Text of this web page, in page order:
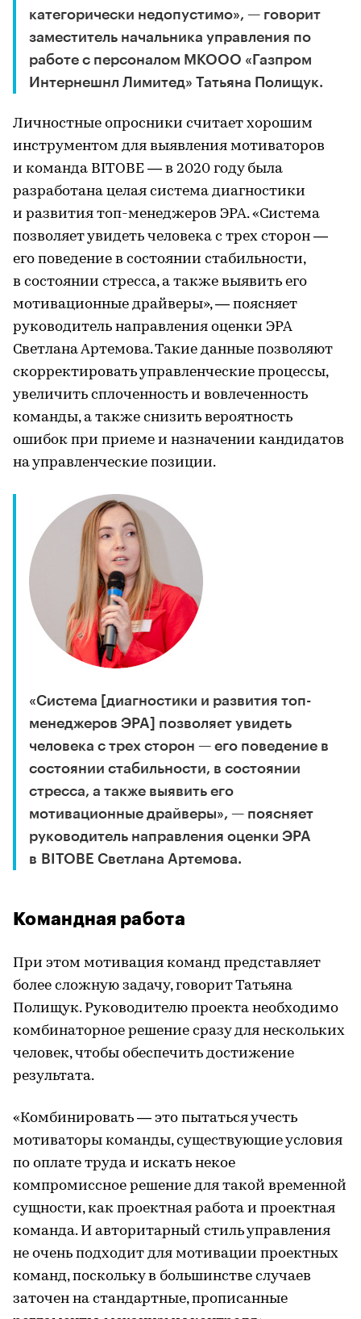
категорически недопустимо», — говорит
заместитель начальника управления по
работе с персоналом МКООО «Газпром
Интернешнл Лимитед» Татьяна Полищук.
Личностные опросники считает хорошим
инструментом для выявления мотиваторов
и команда BITOBE — в 2020 году была
разработана целая система диагностики
и развития топ-менеджеров ЭРА. «Система
позволяет увидеть человека с трех сторон —
его поведение в состоянии стабильности,
в состоянии стресса, а также выявить его
мотивационные драйверы», — поясняет
руководитель направления оценки ЭРА
Светлана Артемова. Такие данные позволяют
скорректировать управленческие процессы,
увеличить сплоченность и вовлеченность
команды, а также снизить вероятность
ошибок при приеме и назначении кандидатов
на управленческие позиции.
«Система [диагностики и развития топ-
менеджеров ЭРА] позволяет увидеть
человека с трех сторон — его поведение в
состоянии стабильности, в состоянии
стресса, а также выявить его
мотивационные драйверы», — поясняет
руководитель направления оценки ЭРА
в BITOBE Светлана Артемова.
Командная работа
При этом мотивация команд представляет
более сложную задачу, говорит Татьяна
Полищук. Руководителю проекта необходимо
комбинаторное решение сразу для нескольких
человек, чтобы обеспечить достижение
результата.
«Комбинировать — это пытаться учесть
мотиваторы команды, существующие условия
по оплате труда и искать некое
компромиссное решение для такой временной
сущности, как проектная работа и проектная
команда. И авторитарный стиль управления
не очень подходит для мотивации проектных
команд, поскольку в большинстве случаев
заточен на стандартные, прописанные